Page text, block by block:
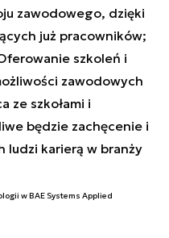
zawodowego, dzięki
już pracowników;
szkoleń i
zawodowych
ze szkołami i
będzie zachęcenie i
ludzi karierą w branży
w BAE Systems Applied